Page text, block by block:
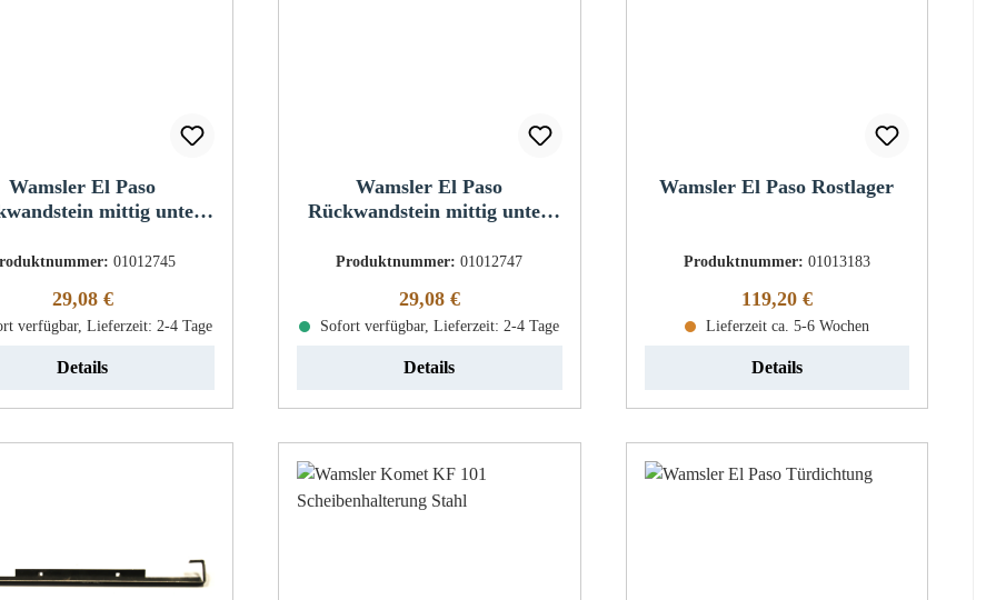
Wamsler El Paso
mittig unten
01012745
Regulärer Preis:
29,08 €
verfügbar, Lieferzeit: 2-4 Tage
Details
Wamsler El Paso
Rückwandstein mittig unten
Produktnummer:01012747
Regulärer Preis:
29,08 €
Sofort verfügbar, Lieferzeit: 2-4 Tage
Details
Wamsler El Paso Rostlager
Produktnummer: 01013183
Regulärer Preis:
119,20 €
Lieferzeit ca. 5-6 Wochen
Details